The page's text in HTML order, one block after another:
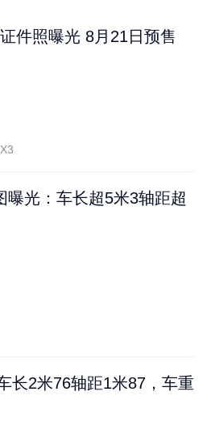
件照曝光 8月21日预售
曝光：车长超5米3轴距超
长2米76轴距1米87，车重